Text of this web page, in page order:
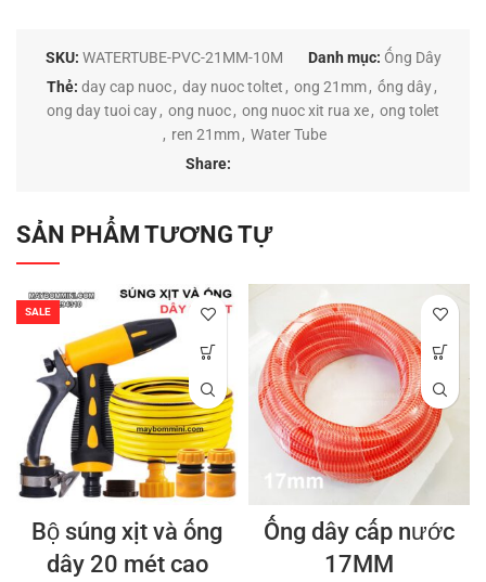
SKU: WATERTUBE-PVC-21MM-10M Danh mục: Ống Dây
Thẻ: day cap nuoc, day nuoc toltet , ong 21mm, ống dây,
ong day tuoi cay, ong nuoc, ong nuoc xit rua xe, ong tolet
, ren 21mm , Water Tube
Share:
SẢN PHẨM TƯƠNG TỰ
SALE
Bộ súng xịt và ống
dây 20 mét cao
Ống dây cấp nước
17MM